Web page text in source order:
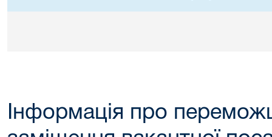
Інформація про